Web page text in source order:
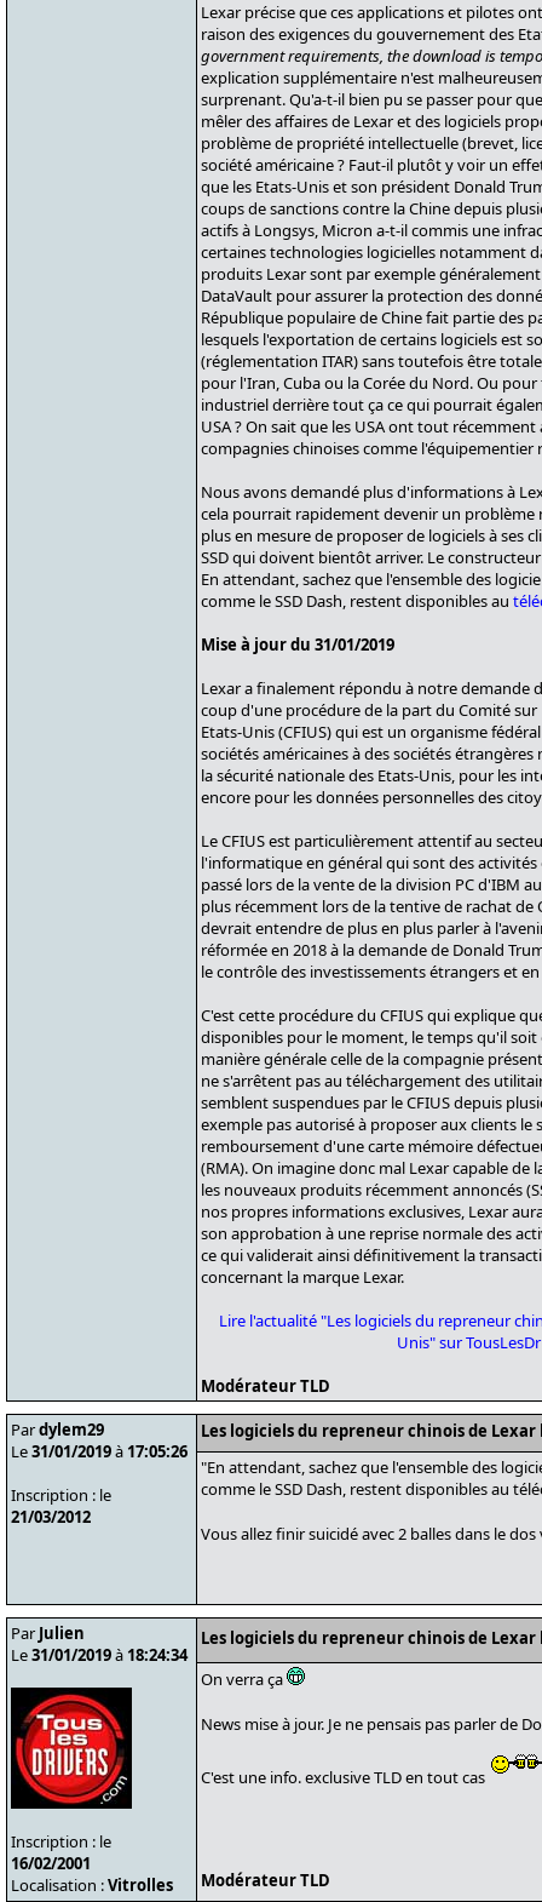
Lexar précise que ces applications et pilotes
raison des exigences du gouvernement des
government requirements, the download is
explication supplémentaire n'est
surprenant. Qu'a-t-il bien pu se passer pour
mêler des affaires de Lexar et des logiciels
problème de propriété intellectuelle (brevet,
société américaine ? Faut-il plutôt y voir un
que les Etats-Unis et son président Donald
coups de sanctions contre la Chine depuis
actifs à Longsys, Micron a-t-il commis une
certaines technologies logicielles notamment
produits Lexar sont par exemple
DataVault pour assurer la protection des
République populaire de Chine fait partie des
lesquels l'exportation de certains logiciels est
(réglementation ITAR) sans toutefois être
pour l'Iran, Cuba ou la Corée du Nord. Ou
industriel derrière tout ça ce qui pourrait
USA ? On sait que les USA ont tout
compagnies chinoises comme l'équipementier
Nous avons demandé plus d'informations à
cela pourrait rapidement devenir un problème
plus en mesure de proposer de logiciels à ses
SSD qui doivent bientôt arriver. Le
En attendant, sachez que l'ensemble des
comme le SSD Dash, restent disponibles au
Mise à jour du 31/01/2019
Lexar a finalement répondu à notre demande
coup d'une procédure de la part du Comité
Etats-Unis (CFIUS) qui est un organisme
sociétés américaines à des sociétés
la sécurité nationale des Etats-Unis, pour les
encore pour les données personnelles des
Le CFIUS est particulièrement attentif au
l'informatique en général qui sont des
passé lors de la vente de la division PC d'IBM
plus récemment lors de la tentive de rachat
devrait entendre de plus en plus parler à
réformée en 2018 à la demande de Donald
le contrôle des investissements étrangers et
C'est cette procédure du CFIUS qui explique
disponibles pour le moment, le temps qu'il
manière générale celle de la compagnie
ne s'arrêtent pas au téléchargement des
semblent suspendues par le CFIUS depuis
exemple pas autorisé à proposer aux clients le
remboursement d'une carte mémoire
(RMA). On imagine donc mal Lexar capable de
les nouveaux produits récemment annoncés
nos propres informations exclusives, Lexar
son approbation à une reprise normale des
ce qui validerait ainsi définitivement la
concernant la marque Lexar.
Lire l'actualité "Les logiciels du repreneur
Unis" sur
Modérateur TLD
Pardylem29
Le31/01/2019à 17:05:26
Inscription : le
21/03/2012
Les logiciels du repreneur chinois de Lexar
"En attendant, sachez que l'ensemble des
comme le SSD Dash, restent disponibles au
Vous allez finir suicidé avec 2 balles dans le
Par Julien
Le31/01/2019à 18:24:34
Inscription : le
16/02/2001
Localisation :Vitrolles
Les logiciels du repreneur chinois de Lexar
On verra ça
News mise à jour. Je ne pensais pas parler de
C'est une info. exclusive TLD en tout cas
Modérateur TLD